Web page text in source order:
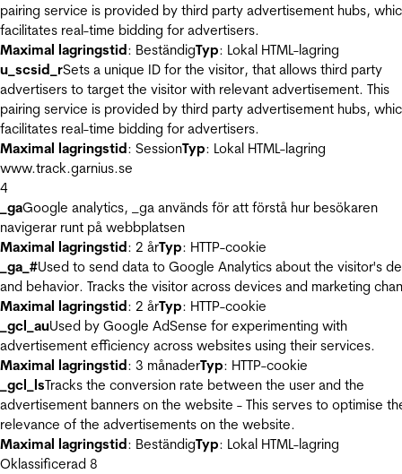
pairing service is provided by third party advertisement hubs,
facilitates real-time bidding for advertisers.
Maximal lagringstid: BeständigTyp: Lokal HTML-lagring
u_scsid_rSets a unique ID for the visitor, that allows third party
advertisers to target the visitor with relevant advertisement. This
pairing service is provided by third party advertisement hubs,
facilitates real-time bidding for advertisers.
Maximal lagringstid: SessionTyp: Lokal HTML-lagring
www.track.garnius.se
4
_gaGoogle analytics, _ga används för att förstå hur besökaren
navigerar runt på webbplatsen
Maximal lagringstid: 2 årTyp: HTTP-cookie
_ga_#Used to send data to Google Analytics about the visitor's
and behavior. Tracks the visitor across devices and marketing
Maximal lagringstid: 2 årTyp: HTTP-cookie
_gcl_auUsed by Google AdSense for experimenting with
advertisement efficiency across websites using their services.
Maximal lagringstid: 3 månaderTyp: HTTP-cookie
_gcl_lsTracks the conversion rate between the user and the
advertisement banners on the website - This serves to optimise
relevance of the advertisements on the website.
Maximal lagringstid: BeständigTyp: Lokal HTML-lagring
Oklassificerad 8